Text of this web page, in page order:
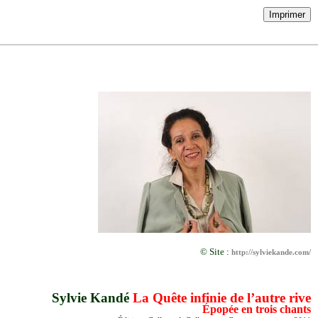
Imprimer
© Site : http://sylviekande.com/
Sylvie Kandé La Quête infinie de l’autre rive
Épopée en trois chants